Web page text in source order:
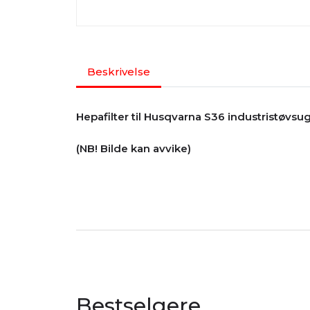
Beskrivelse
Hepafilter til Husqvarna S36
(NB! Bilde kan avvike)